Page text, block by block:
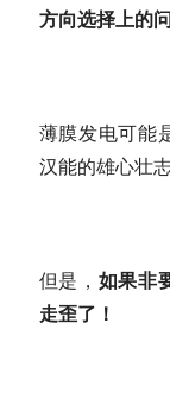
方向选择上的
薄膜发电可能
汉能的雄心壮志
但是， 如果非
走歪了！